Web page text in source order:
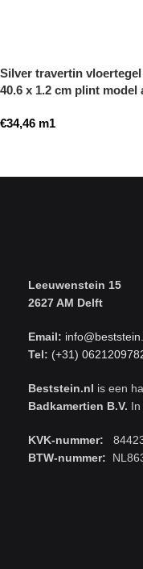
Silver travertin vloertegel
40.6 x 1.2 cm plint model
€34,46 m1
Leeuwenstein 15
2627 AM Delft
Email:
Tel: (+31)
Beststein.nl is een
Badkamertien B.V.
KVK-nummer:
BTW-nummer: